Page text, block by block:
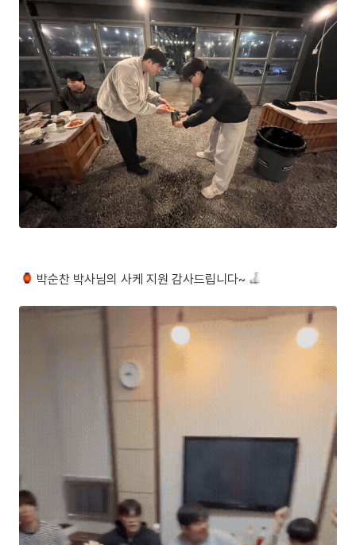
박순찬 박사님의 사케 지원 감사드립니다~